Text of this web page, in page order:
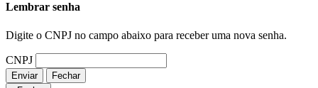
Lembrar senha
Digite o CNPJ no campo abaixo para receber uma nova senha.
CNPJ
Enviar
Fechar